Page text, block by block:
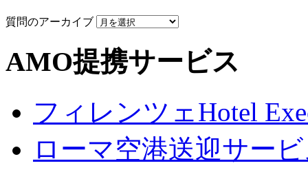
質問のアーカイブ
AMO提携サービス
フィレンツェHotel
ローマ空港送迎サー